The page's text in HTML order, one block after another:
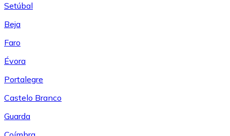
Setúbal
Beja
Faro
Évora
Portalegre
Castelo Branco
Guarda